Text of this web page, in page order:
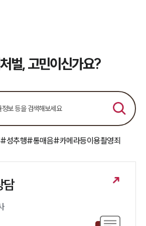
벌, 고민이신가요?
#성추행#통매음#카메라등이용촬영죄
담